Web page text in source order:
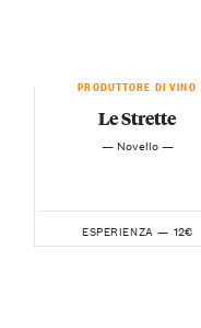
PRODUTTORE DI VINO
Le Strette
— Novello —
ESPERIENZA — 12€